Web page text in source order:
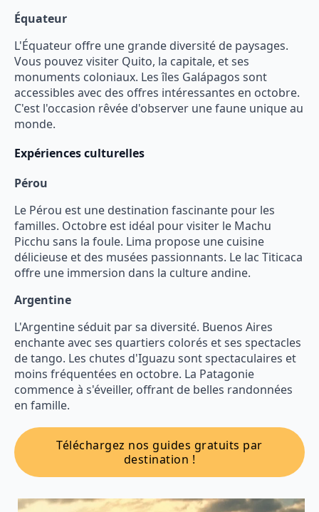
Équateur
L'Équateur offre une grande diversité de paysages.
Vous pouvez visiter Quito, la capitale, et ses
monuments coloniaux. Les îles Galápagos sont
accessibles avec des offres intéressantes en octobre.
C'est l'occasion rêvée d'observer une faune unique au
monde.
Expériences culturelles
Pérou
Le Pérou est une destination fascinante pour les
familles. Octobre est idéal pour visiter le Machu
Picchu sans la foule. Lima propose une cuisine
délicieuse et des musées passionnants. Le lac Titicaca
offre une immersion dans la culture andine.
Argentine
L'Argentine séduit par sa diversité. Buenos Aires
enchante avec ses quartiers colorés et ses spectacles
de tango. Les chutes d'Iguazu sont spectaculaires et
moins fréquentées en octobre. La Patagonie
commence à s'éveiller, offrant de belles randonnées
en famille.
Téléchargez nos guides gratuits par
destination !